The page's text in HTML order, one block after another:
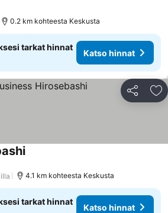
0.2 km kohteesta Keskusta
tarkat hinnat
Katso hinnat
Jaa
Katso hinnat
4.1 km kohteesta Keskusta
tarkat hinnat
Katso hinnat